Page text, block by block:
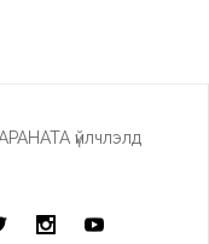
үйлчлэлд